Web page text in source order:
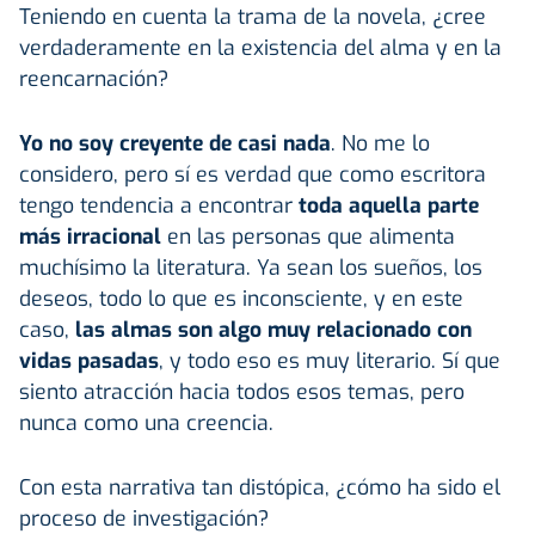
Teniendo en cuenta la trama de la novela, ¿cree
verdaderamente en la existencia del alma y en la
reencarnación?
Yo no soy creyente de casi nada. No me lo
considero, pero sí es verdad que como escritora
tengo tendencia a encontrar toda aquella parte
más irracional en las personas que alimenta
muchísimo la literatura. Ya sean los sueños, los
deseos, todo lo que es inconsciente, y en este
caso, las almas son algo muy relacionado con
vidas pasadas, y todo eso es muy literario. Sí que
siento atracción hacia todos esos temas, pero
nunca como una creencia.
Con esta narrativa tan distópica, ¿cómo ha sido el
proceso de investigación?